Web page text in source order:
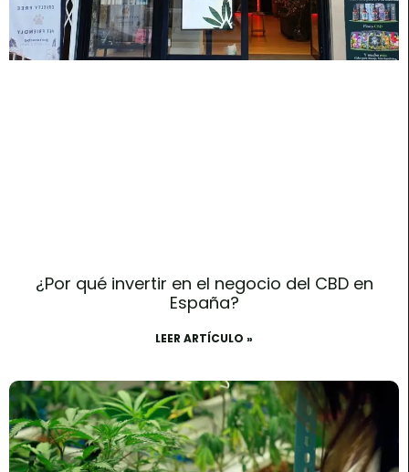
¿Por qué invertir en el negocio del CBD en
España?
LEER ARTÍCULO »